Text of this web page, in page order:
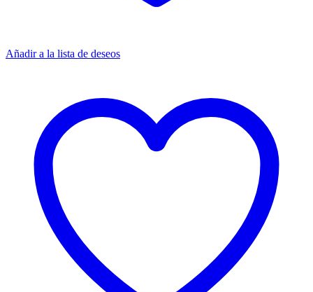
Añadir a la lista de deseos